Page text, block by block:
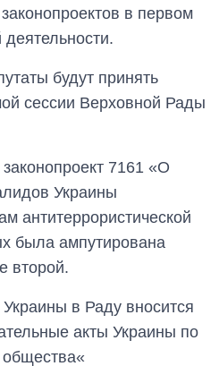
в первом
будут принять
сессии Верховной Рады
7161 «О
Украины
антитеррористической
была ампутирована
второй.
в Раду вносится
акты Украины по
общества«